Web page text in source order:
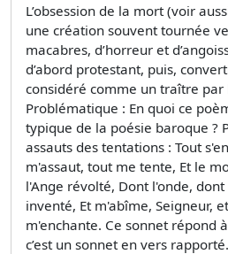
L’obsession de la mort (voir
une création souvent tournée
macabres, d’horreur et
d’abord protestant, puis,
considéré comme un traître par
Problématique : En quoi ce
typique de la poésie baroque ?
assauts des tentations : Tout
m'assaut, tout me tente, Et le
l'Ange révolté, Dont l'onde,
inventé, Et m'abîme, Seigneur,
m'enchante. Ce sonnet répond
c’est un sonnet en vers rapporté.